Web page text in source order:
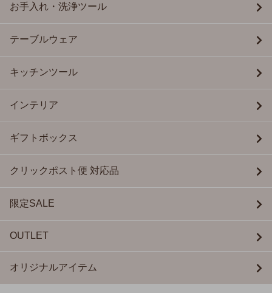
お手入れ・洗浄ツール
テーブルウェア
キッチンツール
インテリア
ギフトボックス
クリックポスト便 対応品
限定SALE
OUTLET
オリジナルアイテム